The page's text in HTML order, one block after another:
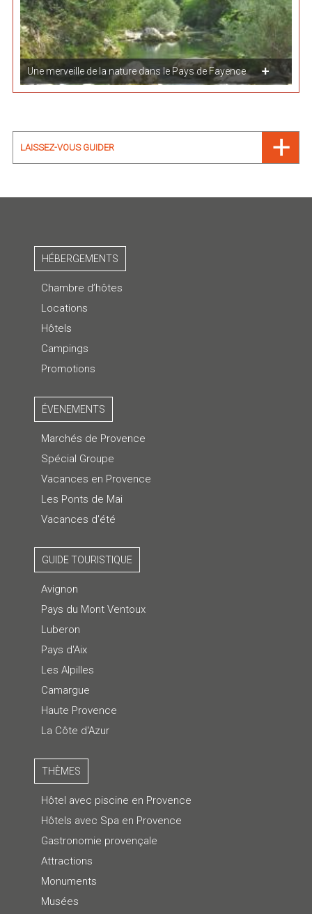
Une merveille de la nature dans le Pays de Fayence
LAISSEZ-VOUS GUIDER
HÉBERGEMENTS
Chambre d’hôtes
Locations
Hôtels
Campings
Promotions
ÉVENEMENTS
Marchés de Provence
Spécial Groupe
Vacances en Provence
Les Ponts de Mai
Vacances d'été
GUIDE TOURISTIQUE
Avignon
Pays du Mont Ventoux
Luberon
Pays d'Aix
Les Alpilles
Camargue
Haute Provence
La Côte d'Azur
THÈMES
Hôtel avec piscine en Provence
Hôtels avec Spa en Provence
Gastronomie provençale
Attractions
Monuments
Musées